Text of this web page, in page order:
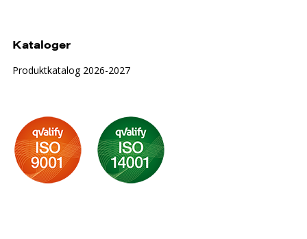
Kataloger
Produktkatalog 2026-2027